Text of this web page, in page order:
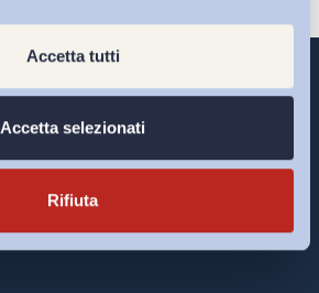
Accetta tutti
Accetta selezionati
Rifiuta